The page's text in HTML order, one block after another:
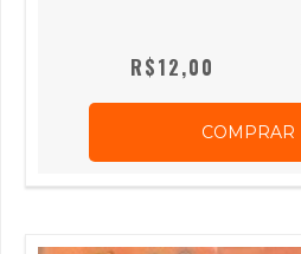
R$12,00
COMPRAR